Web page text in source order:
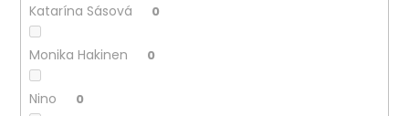
Katarína Sásová 0
Monika Hakinen 0
Nino 0